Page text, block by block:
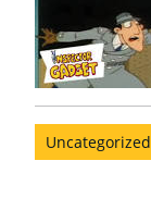
Uncategorized